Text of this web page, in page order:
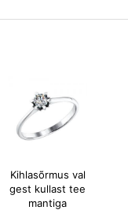
Kihlasõrmus val
gest kullast tee
mantiga